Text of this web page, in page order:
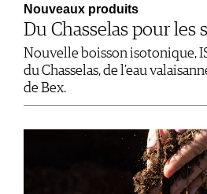
Nouveaux produits
Du Chasselas pour les
Nouvelle boisson isotonique,
du Chasselas, de l’eau
de Bex.